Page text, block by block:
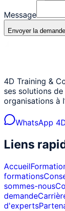
Message
Envoyer la demande
4D Training &
ses solutions
organisations à
WhatsApp
Liens
Accueil
formations
sommes-nous
demande
d'experts